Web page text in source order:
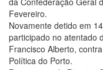
Fevereiro.
Novamente detido em
participado no atentado
Francisco Alberto,
Política do Porto.